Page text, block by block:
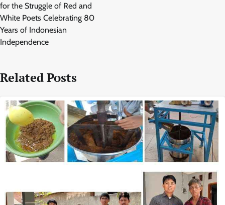
for the Struggle of Red and
White Poets Celebrating 80
Years of Indonesian
Independence
Related Posts